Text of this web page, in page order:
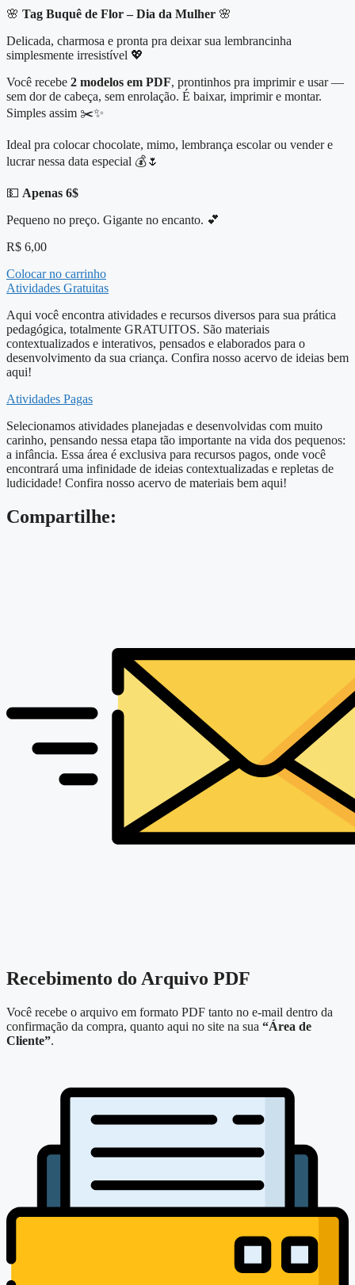
🌸 Tag Buquê de Flor – Dia da Mulher 🌸
Delicada, charmosa e pronta pra deixar sua lembrancinha
simplesmente irresistível 💖
Você recebe 2 modelos em PDF, prontinhos pra imprimir e usar —
sem dor de cabeça, sem enrolação. É baixar, imprimir e montar.
Simples assim ✂️✨
Ideal pra colocar chocolate, mimo, lembrança escolar ou vender e
lucrar nessa data especial 💰🌷
💵 Apenas 6$
Pequeno no preço. Gigante no encanto. 💕
R$ 6,00
Colocar no carrinho
Atividades Gratuitas
Aqui você encontra atividades e recursos diversos para sua prática
pedagógica, totalmente GRATUITOS. São materiais
contextualizados e interativos, pensados e elaborados para o
desenvolvimento da sua criança. Confira nosso acervo de ideias bem
aqui!
Atividades Pagas
Selecionamos atividades planejadas e desenvolvidas com muito
carinho, pensando nessa etapa tão importante na vida dos pequenos:
a infância. Essa área é exclusiva para recursos pagos, onde você
encontrará uma infinidade de ideias contextualizadas e repletas de
ludicidade! Confira nosso acervo de materiais bem aqui!
Compartilhe:
Recebimento do Arquivo PDF
Você recebe o arquivo em formato PDF tanto no e-mail dentro da
confirmação da compra, quanto aqui no site na sua “Área de
Cliente”.